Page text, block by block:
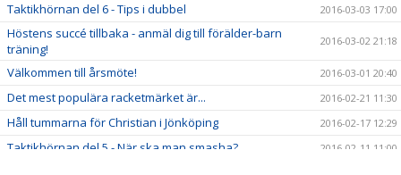
Taktikhörnan del 6 - Tips i dubbel 2016-03-03 17:00
Höstens succé tillbaka - anmäl dig till förälder-barn
träning!
2016-03-02 21:18
Välkommen till årsmöte! 2016-03-01 20:40
Det mest populära racketmärket är... 2016-02-21 11:30
Håll tummarna för Christian i Jönköping 2016-02-17 12:29
Taktikhörnan del 5 - När ska man smasha? 2016-02-11 11:00